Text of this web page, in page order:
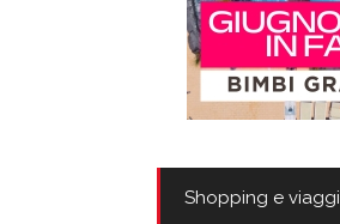
Shopping e viaggi